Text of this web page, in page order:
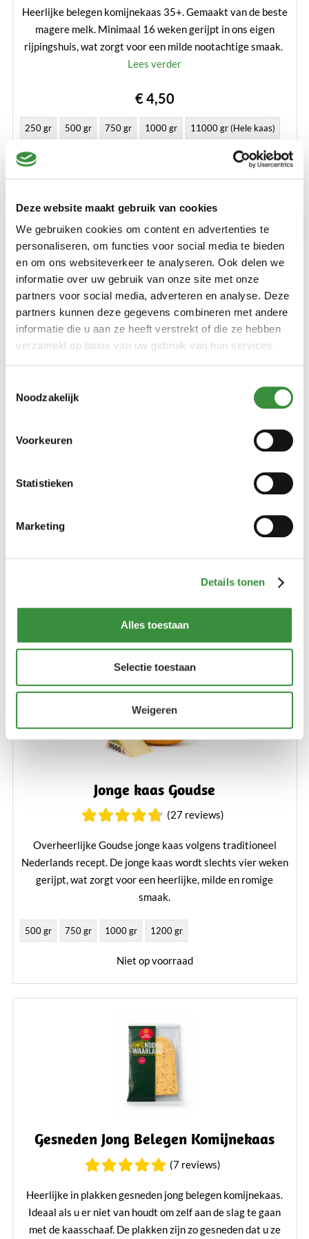
Deze website maakt gebruik van cookies
We gebruiken cookies om content en advertenties te
personaliseren, om functies voor social media te bieden
en om ons websiteverkeer te analyseren. Ook delen we
informatie over uw gebruik van onze site met onze
partners voor social media, adverteren en analyse. Deze
partners kunnen deze gegevens combineren met andere
informatie die u aan ze heeft verstrekt of die ze hebben
verzameld op basis van uw gebruik van hun services.
Noodzakelijk
Voorkeuren
Statistieken
Marketing
Details tonen
Alles toestaan
Selectie toestaan
Weigeren
Heerlijke belegen komijnekaas 35+. Gemaakt van de beste
magere melk. Minimaal 16 weken gerijpt in ons eigen
rijpingshuis, wat zorgt voor een milde nootachtige smaak.
Lees verder
€ 4,50
250 gr 500 gr 750 gr 1000 gr 11000 gr (Hele kaas)
Voor 14.00 besteld , binnen 24 uur verzonden
Hollandse verse kruidenkaas
De lekkerste Hollandse jong belegen kruidenkaas, verrijkt
in een jong belegen kaas met een kruidig mild karakter.
Bestellen
Jonge kaas Goudse
(27 reviews)
Overheerlijke Goudse jonge kaas volgens traditioneel
Nederlands recept. De jonge kaas wordt slechts vier weken
gerijpt, wat zorgt voor een heerlijke, milde en romige
smaak.
500 gr 750 gr 1000 gr 1200 gr
Niet op voorraad
Gesneden Jong Belegen Komijnekaas
(7 reviews)
Heerlijke in plakken gesneden jong belegen komijnekaas.
Ideaal als u er niet van houdt om zelf aan de slag te gaan
met de kaasschaaf. De plakken zijn zo gesneden dat u ze